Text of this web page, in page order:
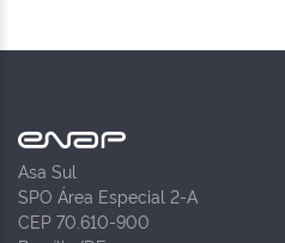
Asa Sul
SPO Área Especial 2-A
CEP 70.610-900